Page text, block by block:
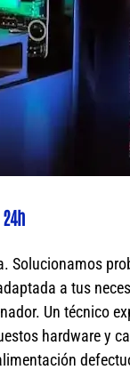
Solucionamos
a tus
Un técnico
hardware y